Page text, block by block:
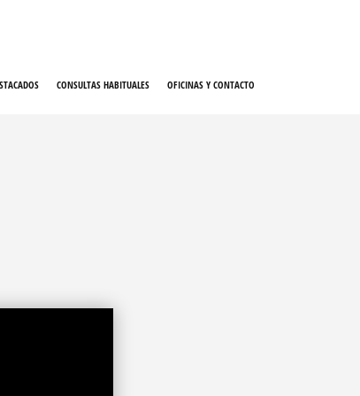
CONSULTAS HABITUALES OFICINAS Y CONTACTO